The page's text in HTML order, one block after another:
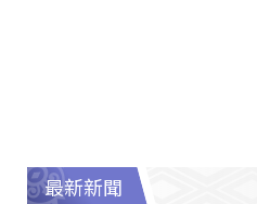
最新新聞